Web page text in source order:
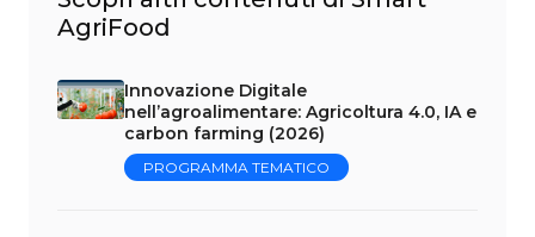
AgriFood
Innovazione Digitale
nell’agroalimentare: Agricoltura 4.0, IA e
carbon farming (2026)
PROGRAMMA TEMATICO